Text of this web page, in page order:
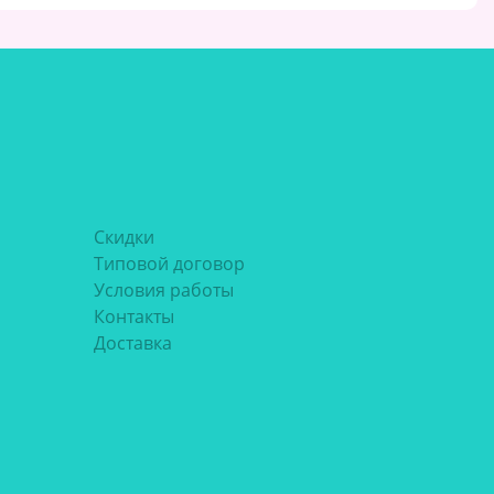
Скидки
Типовой договор
Условия работы
Контакты
Доставка